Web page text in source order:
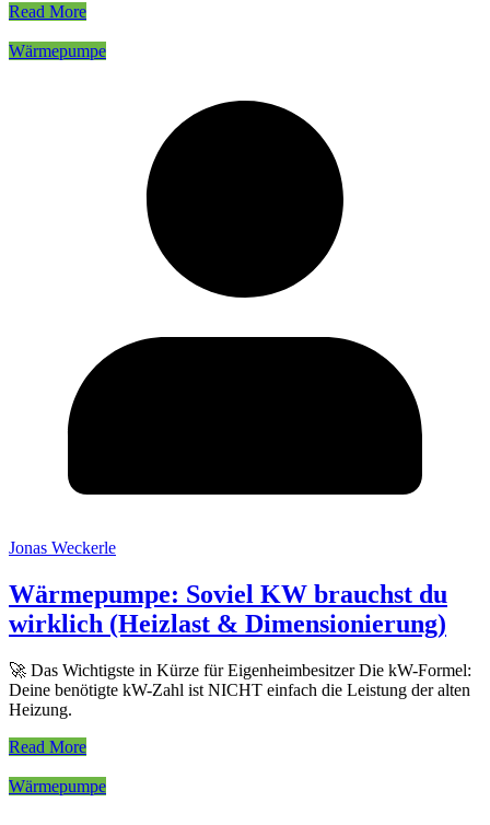
Read More
Wärmepumpe
Jonas Weckerle
Wärmepumpe: Soviel KW brauchst du
wirklich (Heizlast & Dimensionierung)
🚀 Das Wichtigste in Kürze für Eigenheimbesitzer Die kW-Formel:
Deine benötigte kW-Zahl ist NICHT einfach die Leistung der alten
Heizung.
Read More
Wärmepumpe